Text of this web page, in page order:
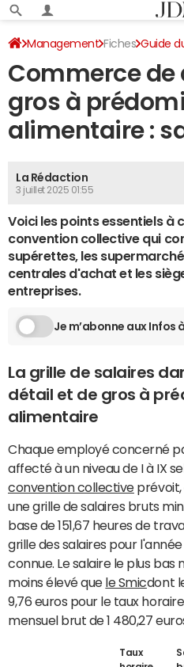
Management Fiches Guide
Conventions collectives
Commerce de
gros à
alimentaire :
La Rédaction
3 juillet 2025 01:55
Voici les points essentiels à
convention collective qui
supérettes, les
centrales d'achat et les
entreprises.
Je m’abonne aux Infos
La grille de salaires
détail et de gros à
alimentaire
Chaque employé concerné
affecté à un niveau de I à IX
convention collectiveprévoit,
une grille de salaires bruts
base de 151,67 heures de
grille des salaires pour
connue. Le salaire le plus
moins élevé que le Smicdont
9,76 euros pour le taux
mensuel brut de 1 480,27
Taux